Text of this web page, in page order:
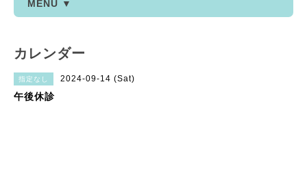
MENU ▼
カレンダー
指定なし 2024-09-14 (Sat)
午後休診